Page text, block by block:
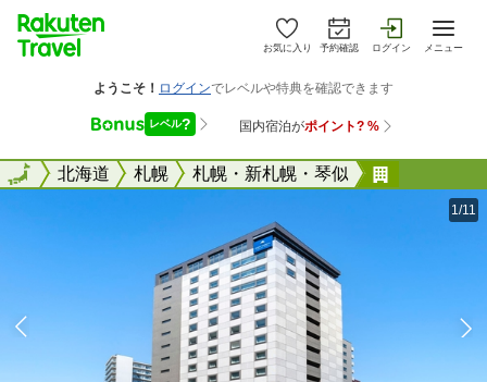
お気に入り 予約確認 ログイン メニュー
全国北海道 札幌 札幌・新札幌・琴似
全国
1/11